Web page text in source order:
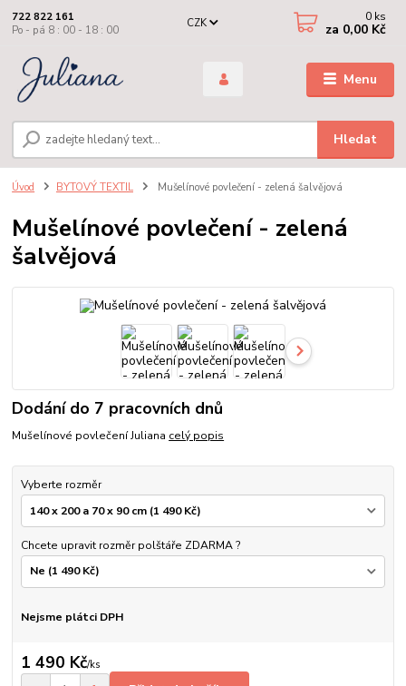
Menu
CZK
Hledat
722 822 161
Po - pá 8 : 00 - 18 : 00
0 ks
za 0,00 Kč
Úvod BYTOVÝ TEXTIL Mušelínové povlečení - zelená šalvějová
Mušelínové povlečení - zelená
šalvějová
Dodání do 7 pracovních dnů
Mušelínové povlečení Juliana celý popis
Vyberte rozměr
Chcete upravit rozměr polštáře ZDARMA ?
Nejsme plátci DPH
1 490 Kč/ks